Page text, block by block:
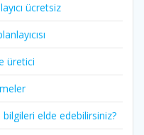
ücretsiz
üretici
bilgileri elde edebilirsiniz?